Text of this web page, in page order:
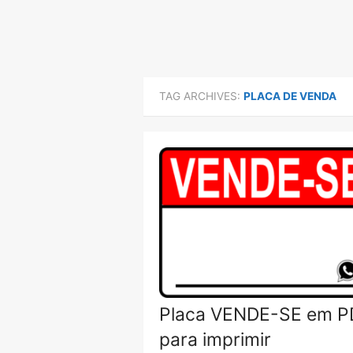
TAG ARCHIVES: PLACA DE VENDA
Placa VENDE-SE em
para imprimir